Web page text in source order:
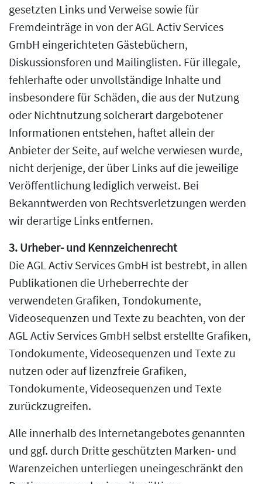
gesetzten Links und Verweise sowie für
Fremdeinträge in von der AGL Activ Services
GmbH eingerichteten Gästebüchern,
Diskussionsforen und Mailinglisten. Für illegale,
fehlerhafte oder unvollständige Inhalte und
insbesondere für Schäden, die aus der Nutzung
oder Nichtnutzung solcherart dargebotener
Informationen entstehen, haftet allein der
Anbieter der Seite, auf welche verwiesen wurde,
nicht derjenige, der über Links auf die jeweilige
Veröffentlichung lediglich verweist. Bei
Bekanntwerden von Rechtsverletzungen werden
wir derartige Links entfernen.
3. Urheber- und Kennzeichenrecht
Die AGL Activ Services GmbH ist bestrebt, in allen
Publikationen die Urheberrechte der
verwendeten Grafiken, Tondokumente,
Videosequenzen und Texte zu beachten, von der
AGL Activ Services GmbH selbst erstellte Grafiken,
Tondokumente, Videosequenzen und Texte zu
nutzen oder auf lizenzfreie Grafiken,
Tondokumente, Videosequenzen und Texte
zurückzugreifen.
Alle innerhalb des Internetangebotes genannten
und ggf. durch Dritte geschützten Marken- und
Warenzeichen unterliegen uneingeschränkt den